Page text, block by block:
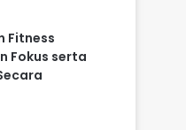
Fitness
Fokus serta